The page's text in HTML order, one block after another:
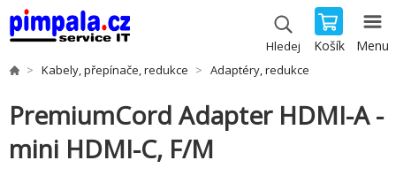
Hledej Košík Menu
Kabely, přepínače, redukce Adaptéry, redukce
PremiumCord Adapter HDMI-A -
mini HDMI-C, F/M